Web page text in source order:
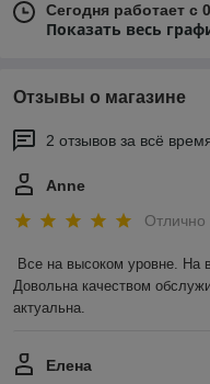
Сегодня работает с
Показать весь
Отзывы о магазине
2 отзывов за всё
Anne
Отлично
Все на высоком уровне. На
Довольна качеством
актуальна.
Елена